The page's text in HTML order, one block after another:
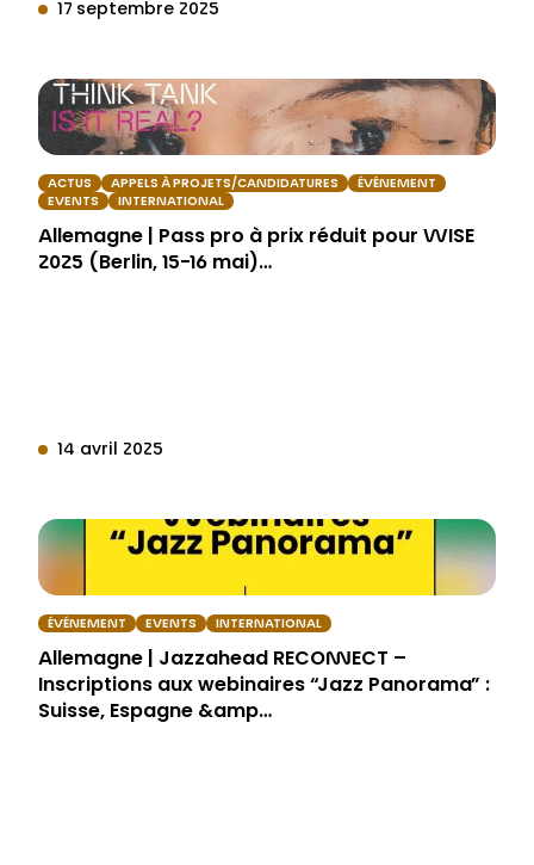
17 septembre 2025
ACTUS APPELS À PROJETS/CANDIDATURES
ÉVÉNEMENT
EVENTS
INTERNATIONAL
Allemagne | Pass pro à prix réduit pour WISE
2025 (Berlin, 15-16 mai)…
14 avril 2025
ÉVÉNEMENT EVENTS INTERNATIONAL
Allemagne | Jazzahead RECONNECT –
Inscriptions aux webinaires “Jazz Panorama” :
Suisse, Espagne &amp…